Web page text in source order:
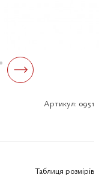
Артикул: 0951
Таблиця розмірів